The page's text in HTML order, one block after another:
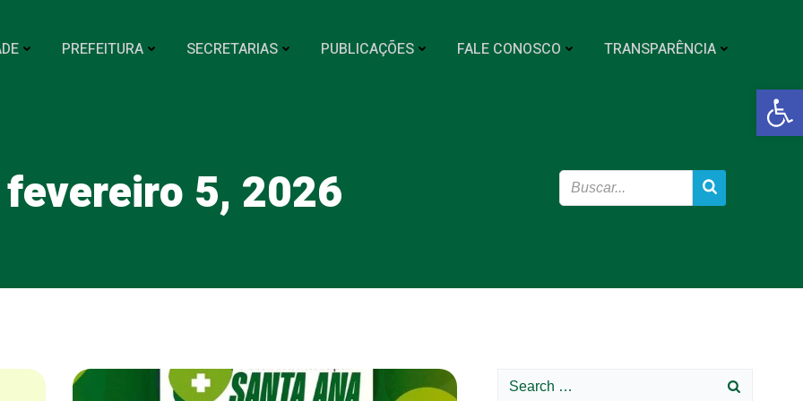
Abrir
PREFEITURA SECRETARIAS PUBLICAÇÕES FALE CONOSCO TRANSPARÊNCIA
5, 2026
Search